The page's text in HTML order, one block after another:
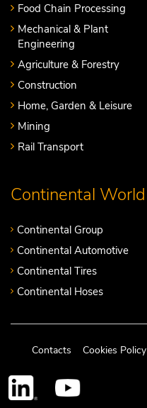
Food Chain Processing
Mechanical & Plant
Engineering
Agriculture & Forestry
Construction
Home, Garden & Leisure
Mining
Rail Transport
Continental World
Continental Group
Continental Automotive
Continental Tires
Continental Hoses
Contacts Cookies Policy